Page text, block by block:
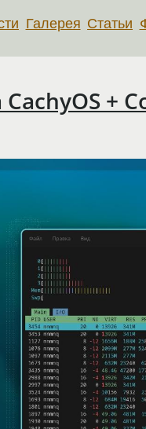
Галерея Статьи
+